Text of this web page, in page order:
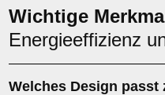
Wichtige
Energieeffizienz
Welches Design passt